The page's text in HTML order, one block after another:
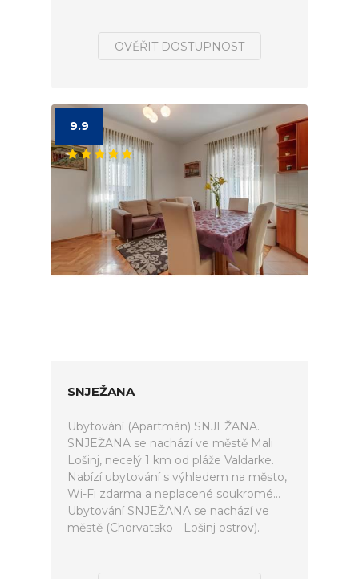
OVĚŘIT DOSTUPNOST
9.9
SNJEŽANA
Ubytování (Apartmán) SNJEŽANA.
SNJEŽANA se nachází ve městě Mali
Lošinj, necelý 1 km od pláže Valdarke.
Nabízí ubytování s výhledem na město,
Wi-Fi zdarma a neplacené soukromé...
Ubytování SNJEŽANA se nachází ve
městě (Chorvatsko - Lošinj ostrov).